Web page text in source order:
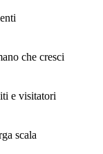
che cresci
e visitatori
scala